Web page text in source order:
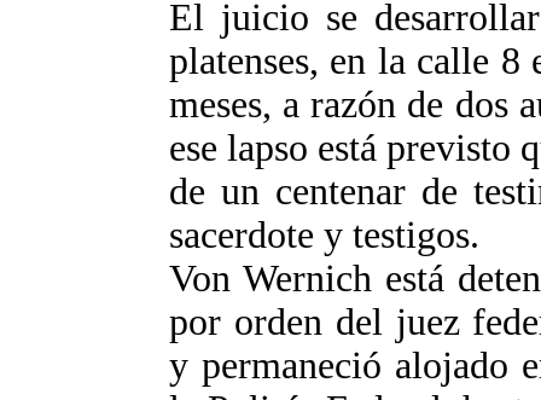
El juicio se
platenses, en la calle 8
meses, a razón de dos
ese lapso está previsto
de un centenar de
sacerdote y testigos.
Von Wernich está
por orden del juez
y permaneció alojado